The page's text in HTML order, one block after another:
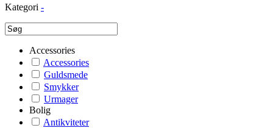
Kategori -
Accessories
Accessories
Guldsmede
Smykker
Urmager
Bolig
Antikviteter